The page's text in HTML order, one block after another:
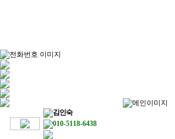
김인숙
010-5118-6438